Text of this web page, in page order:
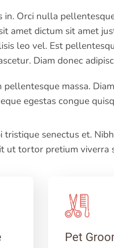
Orci nulla
amet dictum sit amet
leo vel. Est
Diam donec
massa.
egestas congue
senectus et.
ut tortor pretium
Pet